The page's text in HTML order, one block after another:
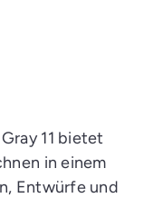
11 bietet
in einem
Entwürfe und